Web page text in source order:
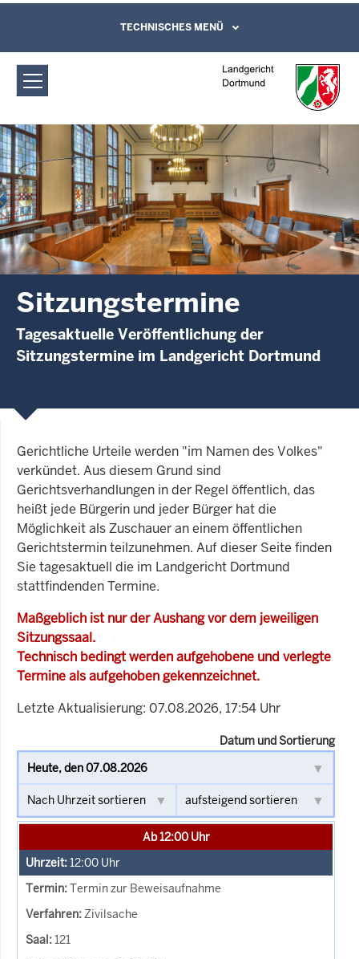
Landgericht Dortmund:
Sitzungstermine
Direkt zum Inhalt
Leichte Sprache, Gebärdensprachenvideo
und Kontaktformular
TECHNISCHES MENÜ
Sitzungstermine
Tagesaktuelle Veröffentlichung der
Sitzungstermine im Landgericht Dortmund
Gerichtliche Urteile werden "im Namen des Volkes"
verkündet. Aus diesem Grund sind
Gerichtsverhandlungen in der Regel öffentlich, das
heißt jede Bürgerin und jeder Bürger hat die
Möglichkeit als Zuschauer an einem öffentlichen
Gerichtstermin teilzunehmen. Auf dieser Seite finden
Sie tagesaktuell die im Landgericht Dortmund
stattfindenden Termine.
Maßgeblich ist nur der Aushang vor dem jeweiligen
Sitzungssaal.
Technisch bedingt werden aufgehobene und verlegte
Termine als aufgehoben gekennzeichnet.
Letzte Aktualisierung: 07.08.2026, 17:54 Uhr
Datum und Sortierung
Ab 12:00 Uhr
12:00 Uhr
Termin zur Beweisaufnahme
Zivilsache
121